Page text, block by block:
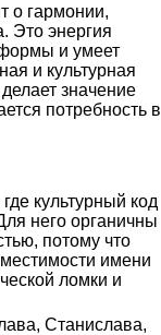
о гармонии,
Это энергия
формы и умеет
и культурная
значение
потребность в
культурный код
него органичны
потому что
имени
ломки и
Станислава,